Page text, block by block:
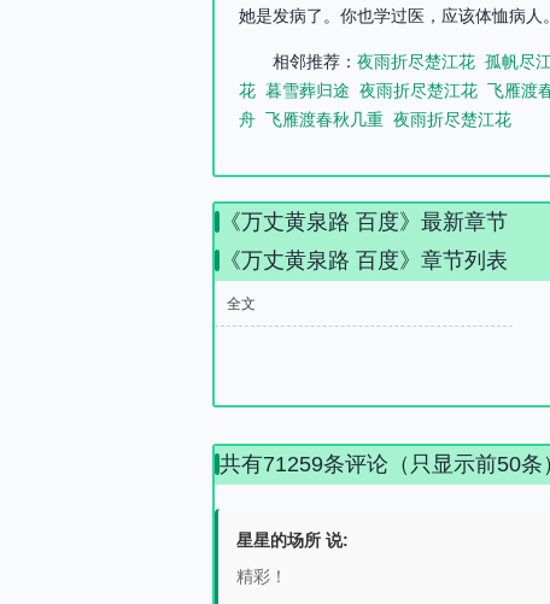
她是发病了。你也学过医，应该体恤病
相邻推荐： 夜雨折尽楚江花 孤帆尽
花 暮雪葬归途 夜雨折尽楚江花 飞雁渡
舟 飞雁渡春秋几重 夜雨折尽楚江花
《万丈黄泉路 百度》最新章节
《万丈黄泉路 百度》章节列表
全文
共有71259条评论（只显示前50条
星星的场所 说:
精彩！